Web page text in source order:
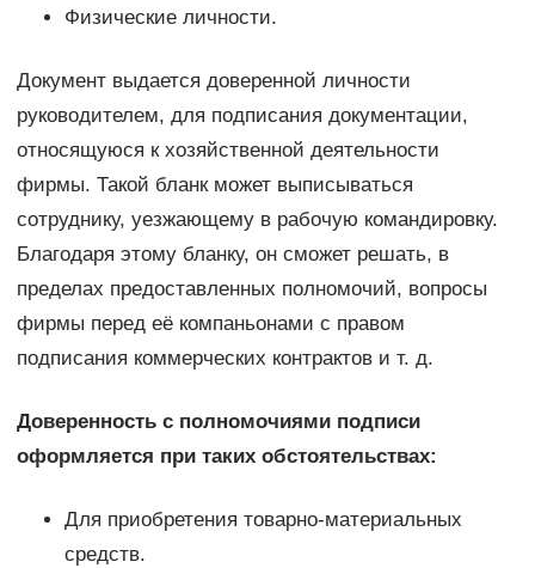
Физические личности.
Документ выдается доверенной личности
руководителем, для подписания документации,
относящуюся к хозяйственной деятельности
фирмы. Такой бланк может выписываться
сотруднику, уезжающему в рабочую командировку.
Благодаря этому бланку, он сможет решать, в
пределах предоставленных полномочий, вопросы
фирмы перед её компаньонами с правом
подписания коммерческих контрактов и т. д.
Доверенность с полномочиями подписи
оформляется при таких обстоятельствах:
Для приобретения товарно-материальных
средств.